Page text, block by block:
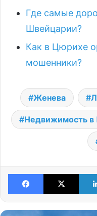
Где самые
Швейцарии?
Как в Цюрихе
мошенники?
Женева
Недвижимость
Facebook X